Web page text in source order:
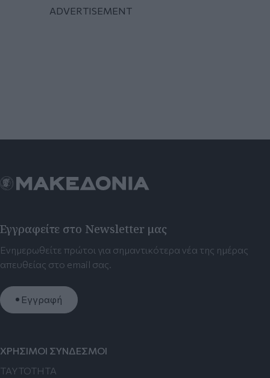
Εγγραφείτε στο Newsletter μας
Ενημερωθείτε πρώτοι για σημαντικότερα νέα της ημέρας
απευθείας στο email σας.
Εγγραφή
ΧΡΗΣΙΜΟΙ ΣΥΝΔΕΣΜΟΙ
TAYTOTHTA